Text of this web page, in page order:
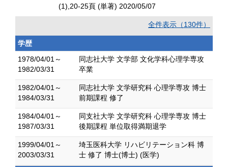
(1),20-25頁 (単著) 2020/05/07
全件表示（130件）
学歴
1978/04/01～
1982/03/31
同志社大学 文学部 文化学科心理学専攻
卒業
1982/04/01～
1984/03/31
同志社大学 文学研究科 心理学専攻 博士
前期課程 修了
1984/04/01～
1987/03/31
同支社大学 文学研究科 心理学専攻 博士
後期課程 単位取得満期退学
1999/04/01～
2003/03/31
埼玉医科大学 リハビリテーション科 博
士 修了 博士(博士) (医学)